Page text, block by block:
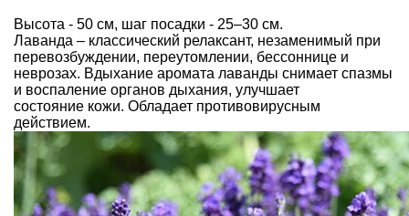
Высота - 50 см, шаг посадки - 25–30 см.
Лаванда – классический релаксант, незаменимый при
перевозбуждении, переутомлении, бессоннице и
неврозах. Вдыхание аромата лаванды снимает спазмы
и воспаление органов дыхания, улучшает
состояние кожи. Обладает противовирусным
действием.